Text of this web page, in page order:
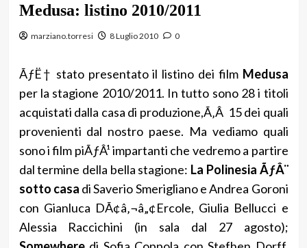
Medusa: listino 2010/2011
marziano.torresi 8 Luglio 2010 0
ÃƒË† stato presentato il listino dei film Medusa
per la stagione 2010/2011. In tutto sono 28 i titoli
acquistati dalla casa di produzione,Ã‚Â 15 dei quali
provenienti dal nostro paese. Ma vediamo quali
sono i film piÃƒÂ¹ impartanti che vedremo a partire
dal termine della bella stagione: La Polinesia ÃƒÂ¨
sotto casa di Saverio Smerigliano e Andrea Goroni
con Gianluca DÃ¢â‚¬â„¢Ercole, Giulia Bellucci e
Alessia Raccichini (in sala dal 27 agosto);